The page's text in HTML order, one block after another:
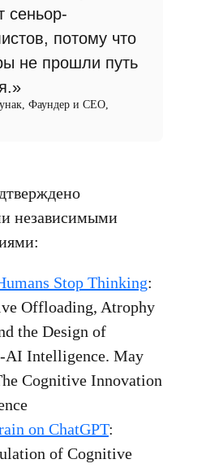
сеньор-
потому что
не прошли путь
Фаундер и СЕО,
независимыми
Stop Thinking:
Offloading, Atrophy
the Design of
AI Intelligence. May
Cognitive Innovation
on ChatGPT:
of Cognitive